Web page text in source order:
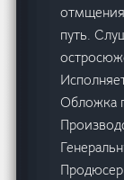
путь.
Обложка